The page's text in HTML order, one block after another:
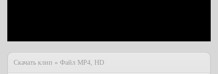
Скачать клип » Файл MP4, HD